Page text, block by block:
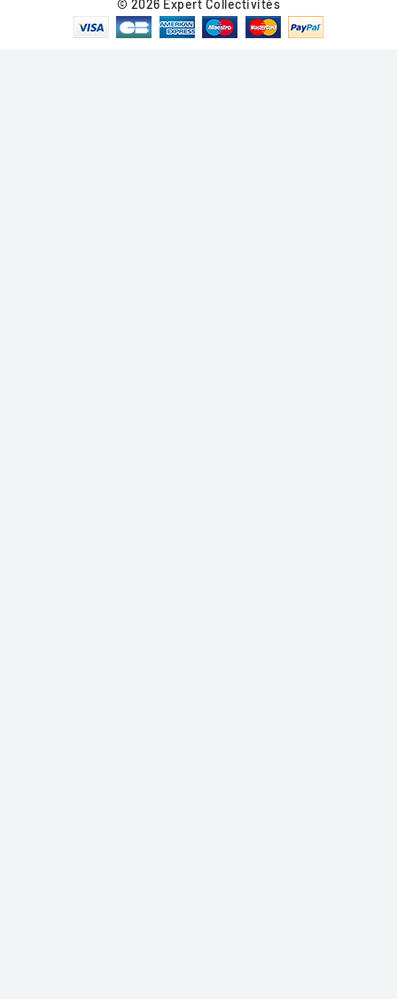
© 2026 Expert Collectivités